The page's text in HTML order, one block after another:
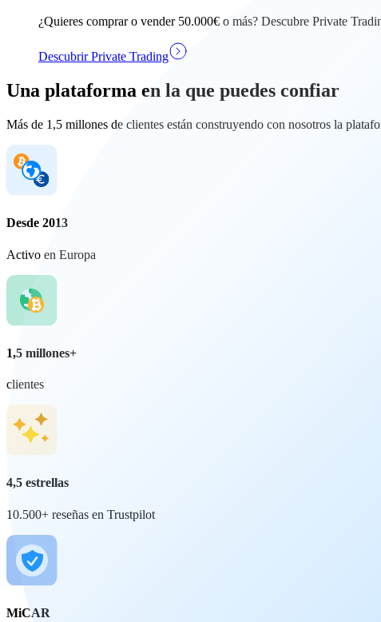
¿Quieres comprar o vender 50.000€ o más? Descubre Private
Descubrir Private Trading
Una plataforma en la que puedes confiar
Más de 1,5 millones de clientes están construyendo con nosotros la
Desde 2013
Activo en Europa
1,5 millones+
clientes
4,5 estrellas
10.500+ reseñas en Trustpilot
MiCAR